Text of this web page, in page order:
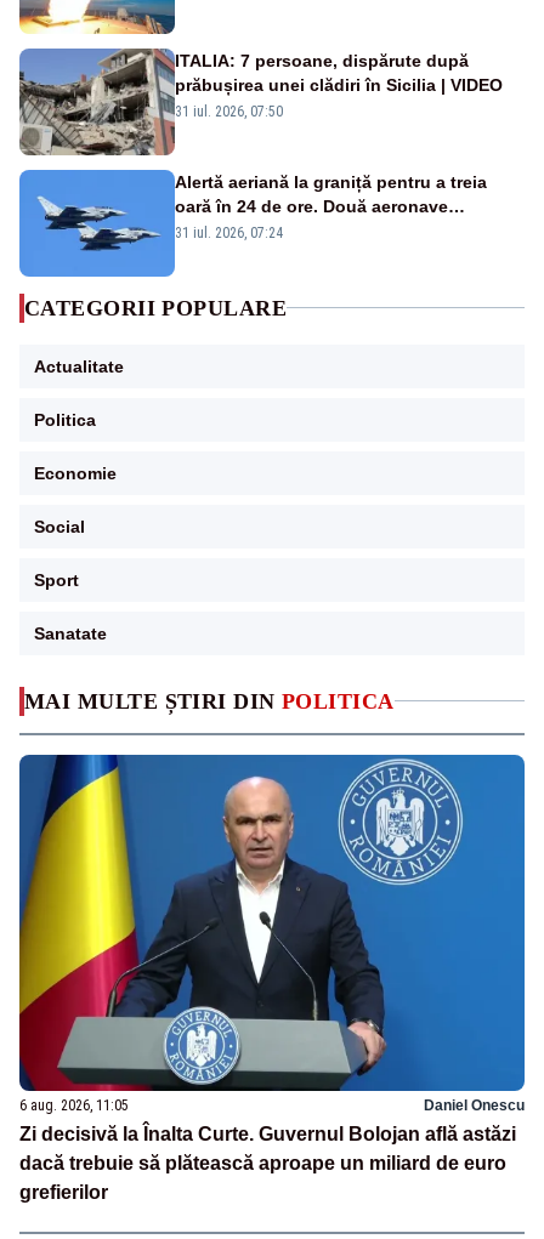
MAI MULTE ȘTIRI DIN POLITICA
6 aug. 2026, 11:05 Daniel Onescu
Zi decisivă la Înalta Curte. Guvernul Bolojan află astăzi
dacă trebuie să plătească aproape un miliard de euro
grefierilor
ITALIA: 7 persoane, dispărute după
prăbușirea unei clădiri în Sicilia | VIDEO
31 iul. 2026, 07:50
Alertă aeriană la graniță pentru a treia
oară în 24 de ore. Două aeronave
Eurofighter britanice au fost ridicate de la
31 iul. 2026, 07:24
CATEGORII POPULARE
Actualitate
Politica
Economie
Social
Sport
Sanatate